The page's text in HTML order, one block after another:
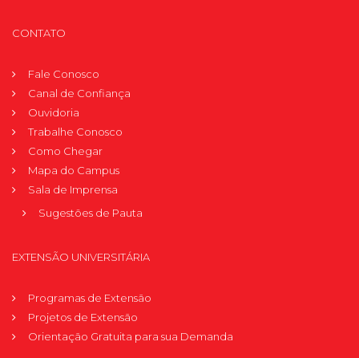
CONTATO
Fale Conosco
Canal de Confiança
Ouvidoria
Trabalhe Conosco
Como Chegar
Mapa do Campus
Sala de Imprensa
Sugestões de Pauta
EXTENSÃO UNIVERSITÁRIA
Programas de Extensão
Projetos de Extensão
Orientação Gratuita para sua Demanda